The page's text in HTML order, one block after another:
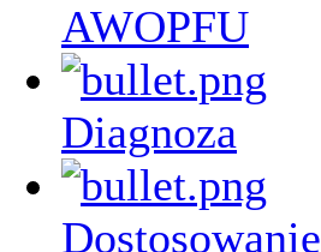
AWOPFU
Diagnoza
Dostosowanie